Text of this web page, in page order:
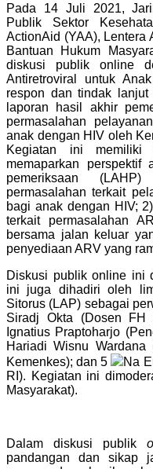
Pada 14 Juli 2021,
Publik Sektor
ActionAid (YAA), Lentera
Bantuan Hukum
diskusi publik online
Antiretroviral untuk
respon dan tindak
laporan hasil akhir
permasalahan
anak dengan HIV oleh
Kegiatan ini
memaparkan perspektif
pemeriksaan
permasalahan terkait
bagi anak dengan HIV; 2)
terkait permasalahan
bersama jalan keluar
penyediaan ARV yang
Diskusi publik online ini
ini juga dihadiri oleh
Sitorus (LAP) sebagai
Siradj Okta (Dosen FH
Ignatius Praptoharjo
Hariadi Wisnu
Kemenkes); dan 5
Na
RI). Kegiatan ini
Masyarakat).
Dalam diskusi publik
pandangan dan sikap